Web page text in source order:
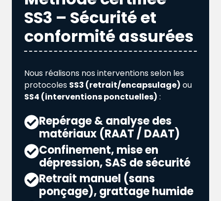
SS3 – Sécurité et
conformité assurées
Nous réalisons nos interventions selon les
protocoles SS3 (retrait/encapsulage) ou
SS4 (interventions ponctuelles) :
Repérage & analyse des
matériaux (RAAT / DAAT)
Confinement, mise en
dépression, SAS de sécurité
Retrait manuel (sans
ponçage), grattage humide